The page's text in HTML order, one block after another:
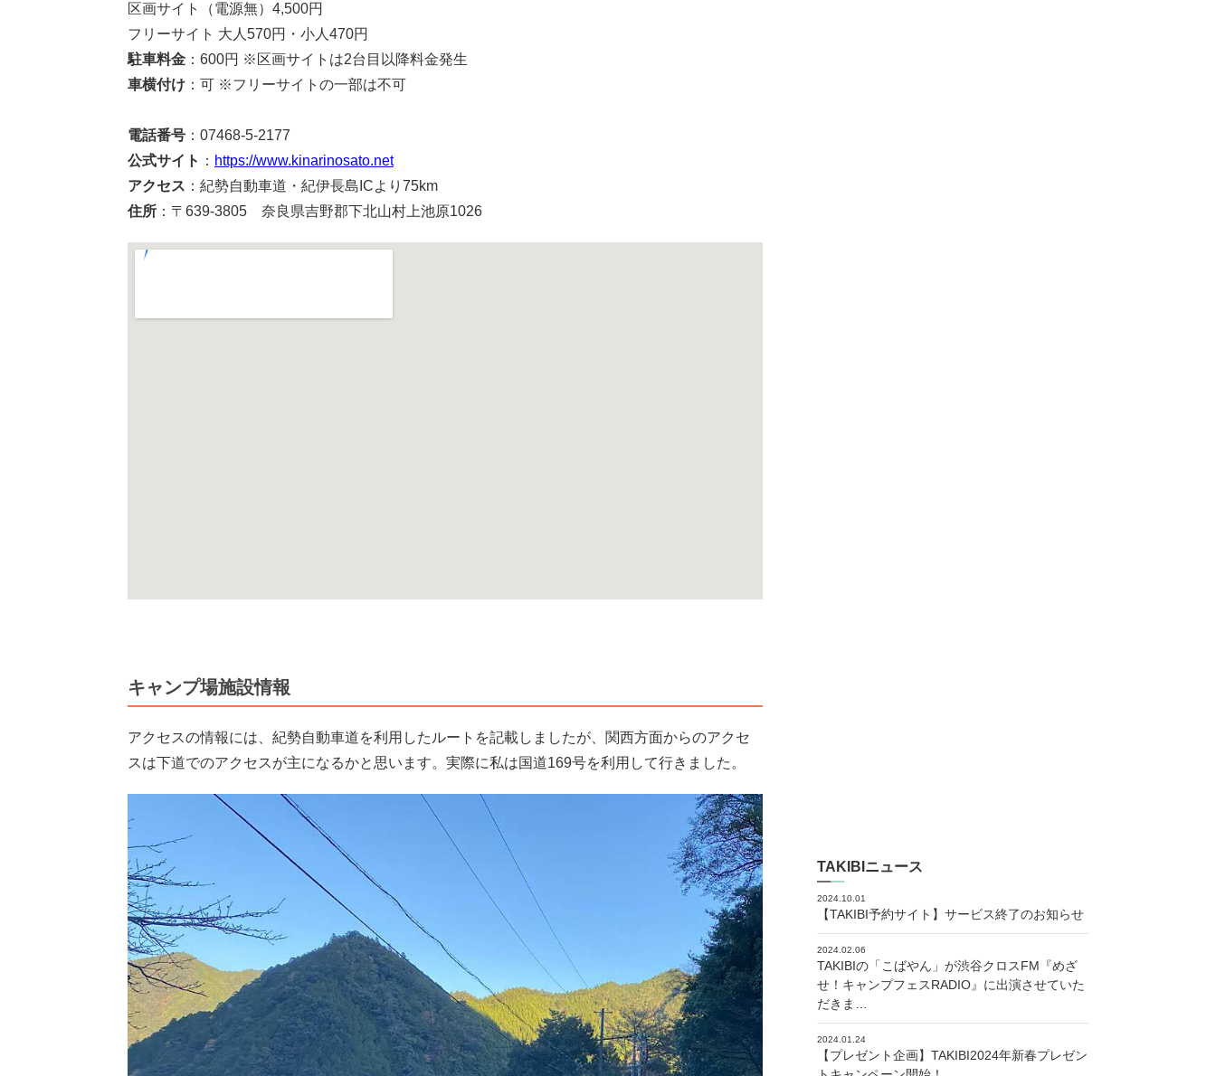
区画サイト（電源無）4,500円
フリーサイト 大人570円・小人470円
駐車料金 ：600円 ※区画サイトは2台目以降料金発生
車横付け ：可 ※フリーサイトの一部は不可
電話番号 ：07468-5-2177
公式サイト ： https://www.kinarinosato.net
アクセス ：紀勢自動車道・紀伊長島ICより75km
住所 ：〒639-3805 奈良県吉野郡下北山村上池原1026
キャンプ場施設情報
アクセスの情報には、紀勢自動車道を利用したルートを記載しましたが、関西方面からのアクセ
スは下道でのアクセスが主になるかと思います。実際に私は国道169号を利用して行きました。
TAKIBIニュース
2024.10.01
【TAKIBI予約サイト】サービス終了のお知らせ
2024.02.06
TAKIBIの「こばやん」が渋谷クロスFM『めざ
せ！キャンプフェスRADIO』に出演させていた
だきま…
2024.01.24
【プレゼント企画】TAKIBI2024年新春プレゼン